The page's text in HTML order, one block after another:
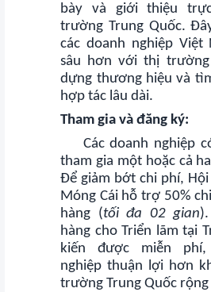
bày và giới thiệu
trường Trung Quốc.
các doanh nghiệp Việt
sâu hơn với thị
dựng thương hiệu và
hợp tác lâu dài.
Tham gia và đăng ký:
Các doanh nghiệp
tham gia một hoặc cả
Để giảm bớt chi phí, Hội
Móng Cái hỗ trợ 50%
hàng (tối đa 02 gian
hàng cho Triển lãm tại
kiến được miễn phí,
nghiệp thuận lợi hơn
trường Trung Quốc